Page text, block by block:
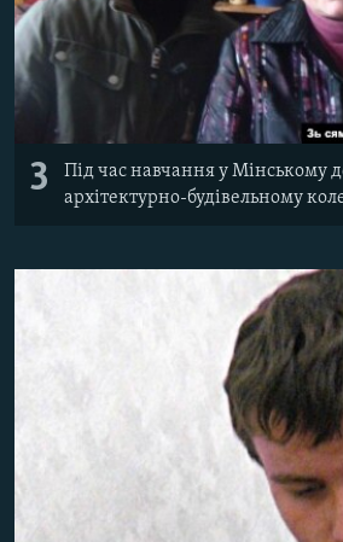
3
Під час навчання у Мінському
архітектурно-будівельному